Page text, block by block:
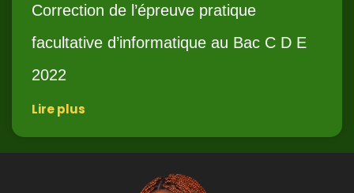
Correction de l’épreuve pratique
facultative d’informatique au Bac C D E
2022
Lire plus